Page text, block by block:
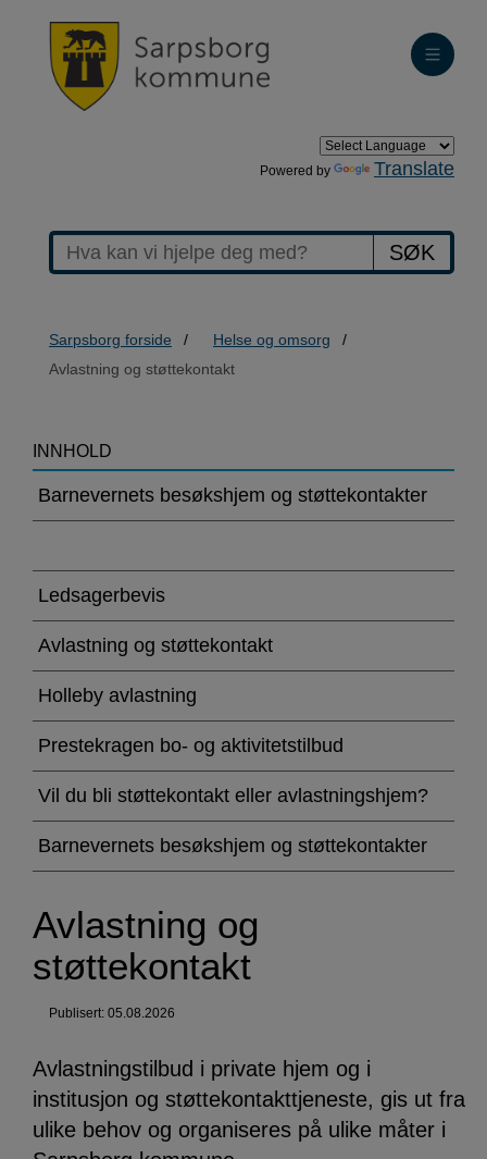
Powered by Translate
SØK
Sarpsborg forside
Helse og omsorg
Avlastning og støttekontakt
>Avlastning
og
INNHOLD
Barnevernets besøkshjem og støttekontakter
Ledsagerbevis
Avlastning og støttekontakt
Holleby avlastning
Prestekragen bo- og aktivitetstilbud
Vil du bli støttekontakt eller avlastningshjem?
Barnevernets besøkshjem og støttekontakter
Avlastning og
støttekontakt
Publisert: 05.08.2026
Avlastningstilbud i private hjem og i
institusjon og støttekontakttjeneste, gis ut fra
ulike behov og organiseres på ulike måter i